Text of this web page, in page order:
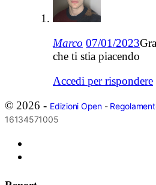
Marco 07/01/2023
che ti stia piacendo
Accedi per rispondere
© 2026 - Edizioni Open-
16134571005